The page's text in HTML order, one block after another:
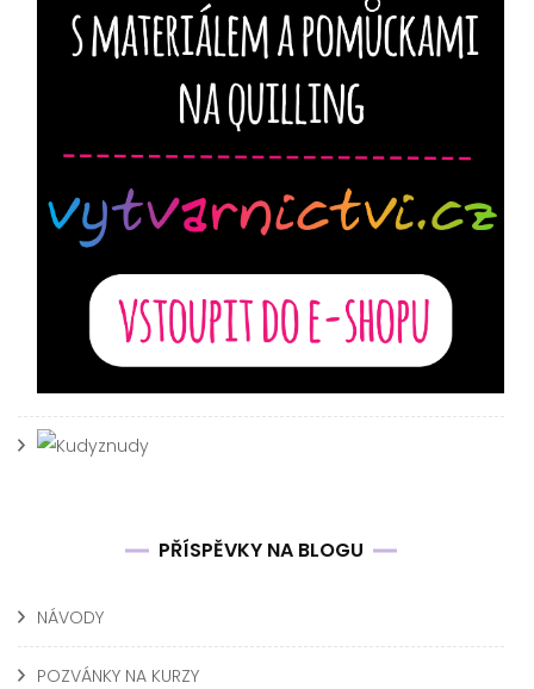
PŘÍSPĚVKY NA BLOGU
NÁVODY
POZVÁNKY NA KURZY